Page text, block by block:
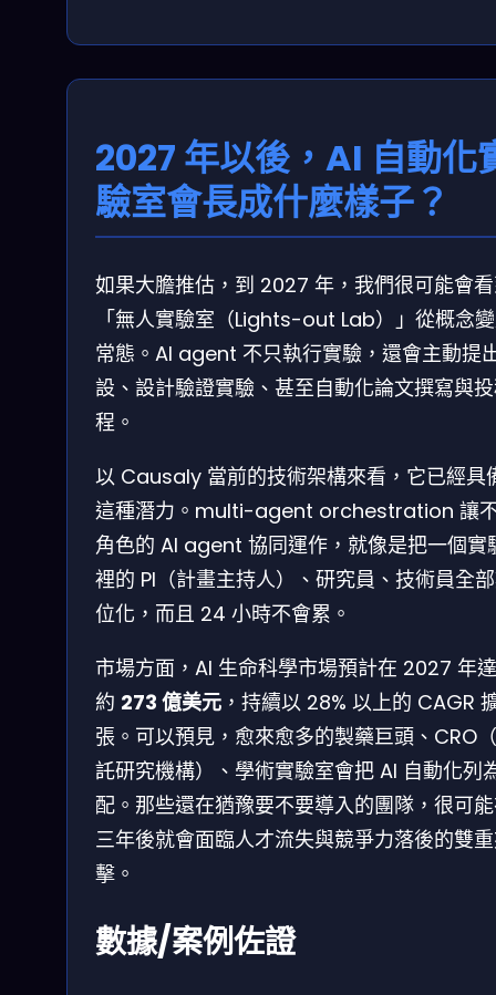
2027 年以後，AI 自動化
驗室會長成什麼樣子？
如果大膽推估，到 2027 年，我們很可能會
「無人實驗室（Lights-out Lab）」從概念
常態。AI agent 不只執行實驗，還會主動提
設、設計驗證實驗、甚至自動化論文撰寫與
程。
以 Causaly 當前的技術架構來看，它已經具
這種潛力。multi-agent orchestration 讓
角色的 AI agent 協同運作，就像是把一個實
裡的 PI（計畫主持人）、研究員、技術員全
位化，而且 24 小時不會累。
市場方面，AI 生命科學市場預計在 2027 年
約 273 億美元 ，持續以 28% 以上的 CAGR
張。可以預見，愈來愈多的製藥巨頭、CRO
託研究機構）、學術實驗室會把 AI 自動化列
配。那些還在猶豫要不要導入的團隊，很可
三年後就會面臨人才流失與競爭力落後的雙
擊。
數據/案例佐證